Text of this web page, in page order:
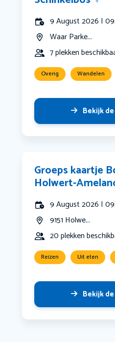
9 August 2026 |
Waar Parke...
7 plekken
Overig Wandelen
Bekijk
Groeps kaartje
Holwert-
9 August 2026 |
9151 Holwe...
20 plekken
Reizen Uit eten
Bekijk